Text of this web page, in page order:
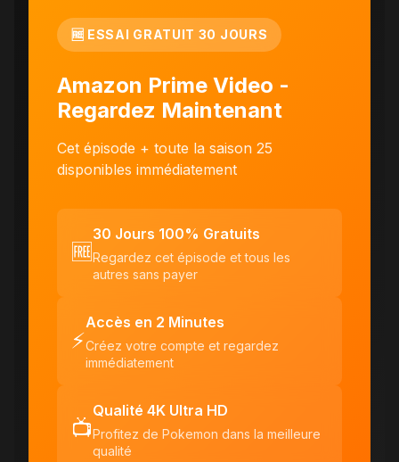
🆓 ESSAI GRATUIT 30 JOURS
Amazon Prime Video -
Regardez Maintenant
Cet épisode + toute la saison 25
disponibles immédiatement
🆓
30 Jours 100% Gratuits
Regardez cet épisode et tous les
autres sans payer
⚡
Accès en 2 Minutes
Créez votre compte et regardez
immédiatement
📺
Qualité 4K Ultra HD
Profitez de Pokemon dans la meilleure
qualité